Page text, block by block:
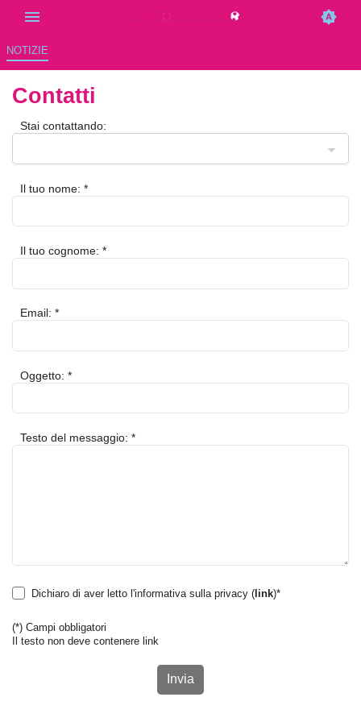
NOTIZIE
Contatti
Stai contattando:
Il tuo nome: *
Il tuo cognome: *
Email: *
Oggetto: *
Testo del messaggio: *
Dichiaro di aver letto l'informativa sulla privacy (link)*
(*) Campi obbligatori
Il testo non deve contenere link